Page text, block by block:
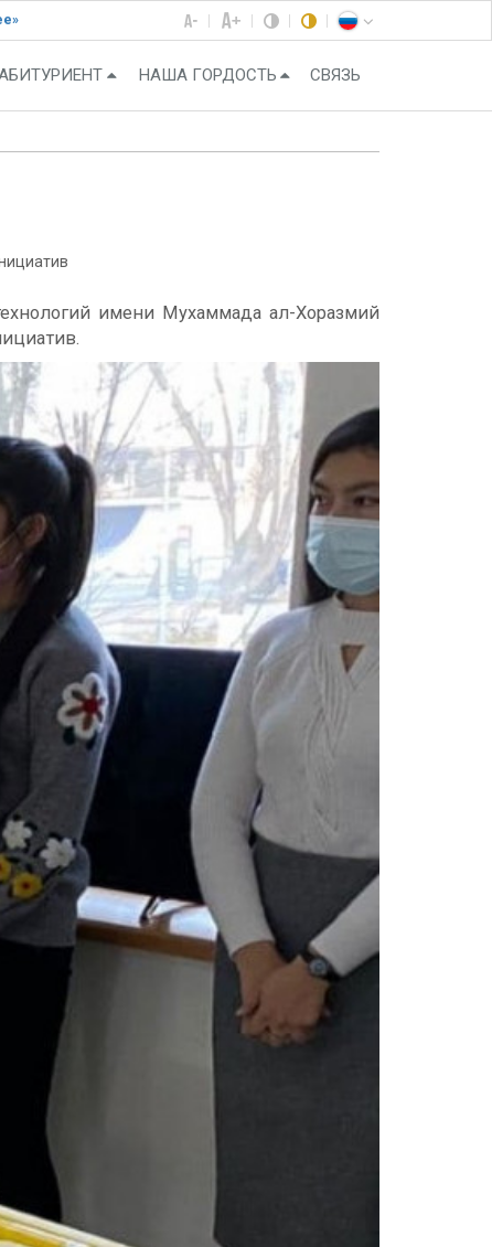
НАША ГОРДОСТЬ СВЯЗЬ
имени Мухаммада ал-Хоразмий